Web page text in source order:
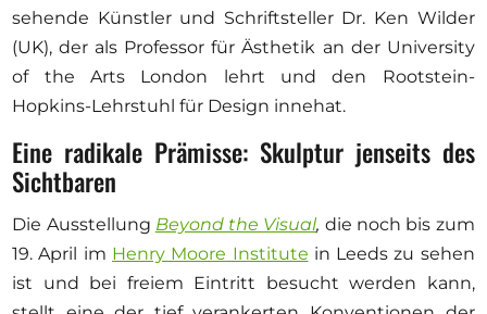
sehende Künstler und Schriftsteller Dr. Ken Wilder
(UK), der als Professor für Ästhetik an der University
of the Arts London lehrt und den Rootstein-
Hopkins-Lehrstuhl für Design innehat.
Eine radikale Prämisse: Skulptur jenseits des
Sichtbaren
Die Ausstellung Beyond the Visual, die noch bis zum
19. April im Henry Moore Institute in Leeds zu sehen
ist und bei freiem Eintritt besucht werden kann,